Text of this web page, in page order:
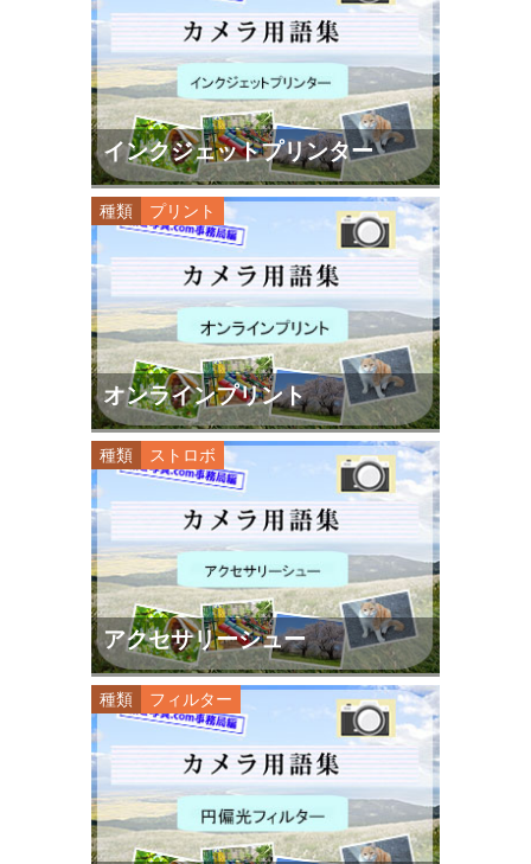
インクジェットプリンター
種類 プリント
オンラインプリント
種類 ストロボ
アクセサリーシュー
種類 フィルター